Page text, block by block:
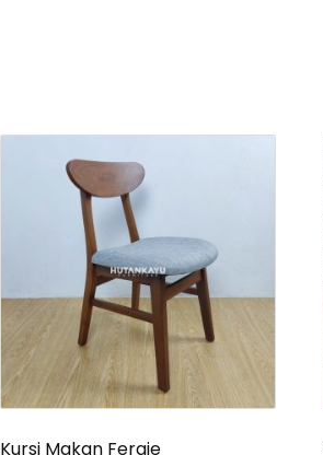
Kursi Makan Fergie